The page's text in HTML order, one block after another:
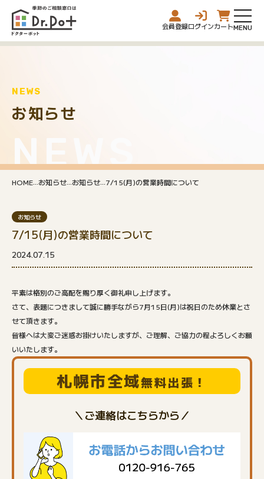
会員登録ログインカート
NEWS
お知らせ
NEWS
HOME お知らせ... お知らせ... 7/15(月)の営業時間について
お知らせ
7/15(月)の営業時間について
2024.07.15
平素は格別のご高配を賜り厚く御礼申し上げます。
さて、表題につきまして誠に勝手ながら7月15日(月)は祝日のため休業とさ
せて頂きます。
皆様へは大変ご迷惑お掛けいたしますが、ご理解、ご協力の程よろしくお願
いいたします。
札幌市全域無料出張！
＼ご連絡はこちらから／